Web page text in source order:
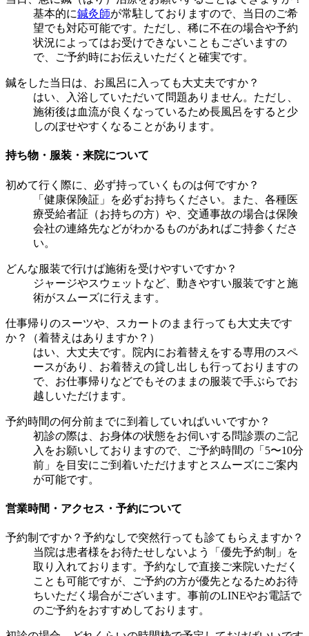
基本的に鍼灸師が常駐しておりますので、当日のご希
望でも対応可能です。ただし、稀に不在の場合や予約
状況によってはお受けできないこともございますの
で、ご予約時にお伝えいただくと確実です。
鍼をした当日は、お風呂に入っても大丈夫ですか？
はい、入浴していただいて問題ありません。ただし、
施術後は血流が良くなっているため長風呂をすると少
しのぼせやすくなることがあります。
持ち物・服装・来院について
初めて行く際に、必ず持っていくものは何ですか？
「健康保険証」を必ずお持ちください。また、各種医
療受給者証（お持ちの方）や、交通事故の場合は保険
会社の連絡先などがわかるものがあればご持参くださ
い。
どんな服装で行けば施術を受けやすいですか？
ジャージやスウェットなど、動きやすい服装ですと施
術がスムーズに行えます。
仕事帰りのスーツや、スカートのまま行っても大丈夫です
か？（着替えはありますか？）
はい、大丈夫です。院内にお着替えをする専用のスペ
ースがあり、お着替えの貸し出しも行っておりますの
で、お仕事帰りなどでもそのままの服装で手ぶらでお
越しいただけます。
予約時間の何分前までに到着していればいいですか？
初診の際は、お身体の状態をお伺いする問診票のご記
入をお願いしておりますので、ご予約時間の「5〜10分
前」を目安にご到着いただけますとスムーズにご案内
が可能です。
営業時間・アクセス・予約について
予約制ですか？予約なしで突然行っても診てもらえますか？
当院は患者様をお待たせしないよう「優先予約制」を
取り入れております。予約なしで直接ご来院いただく
ことも可能ですが、ご予約の方が優先となるためお待
ちいただく場合がございます。事前のLINEやお電話で
のご予約をおすすめしております。